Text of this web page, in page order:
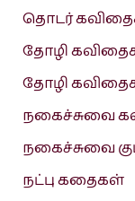
தொடர்
தோழி
தோழி
நகைச்சுவை
நகைச்சுவை
நட்பு கதைகள்